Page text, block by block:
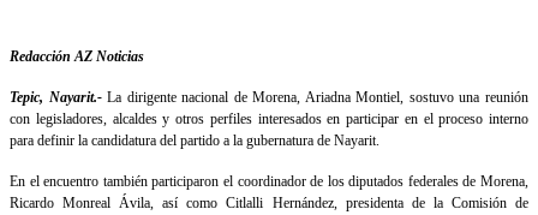
Redacción AZ Noticias
Tepic, Nayarit.- La dirigente nacional de Morena, Ariadna Montiel, sostuvo una reunión
con legisladores, alcaldes y otros perfiles interesados en participar en el proceso interno
para definir la candidatura del partido a la gubernatura de Nayarit.
En el encuentro también participaron el coordinador de los diputados federales de Morena,
Ricardo Monreal Ávila, así como Citlalli Hernández, presidenta de la Comisión de